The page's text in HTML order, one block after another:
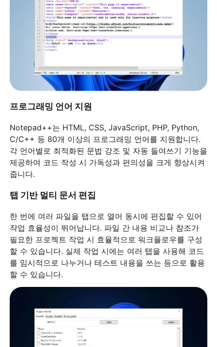
프로그래밍 언어 지원
Notepad++는 HTML, CSS, JavaScript, PHP, Python,
C/C++ 등 80개 이상의 프로그래밍 언어를 지원합니다.
각 언어별로 최적화된 문법 강조 및 자동 들여쓰기 기능을
제공하여 코드 작성 시 가독성과 편의성을 크게 향상시켜
줍니다.
탭 기반 멀티 문서 편집
한 번에 여러 파일을 탭으로 열어 동시에 편집할 수 있어
작업 효율성이 뛰어납니다. 파일 간 내용 비교나 참조가
필요한 프로젝트 작업 시 효율적으로 워크플로우를 구성
할 수 있습니다. 실제 작업 시에는 여러 탭을 사용해 코드
를 임시적으로 나누거나 테스트 내용을 쓰는 등으로 활용
할 수 있습니다.